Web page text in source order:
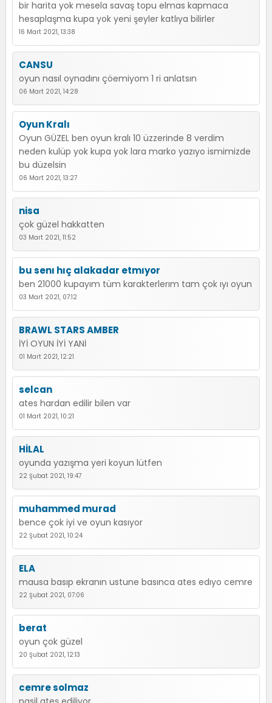
bir harita yok mesela savaş topu elmas kapmaca
hesaplaşma kupa yok yeni şeyler katlıya bilirler
16 Mart 2021, 13:38
CANSU
oyun nasıl oynadını çöemiyom 1 ri anlatsın
06 Mart 2021, 14:28
Oyun Kralı
Oyun GÜZEL ben oyun kralı 10 üzzerinde 8 verdim
neden kulüp yok kupa yok lara marko yazıyo ismimizde
bu düzelsin
06 Mart 2021, 13:27
nisa
çok güzel hakkatten
03 Mart 2021, 11:52
bu senı hıç alakadar etmıyor
ben 21000 kupayım tüm karakterlerım tam çok ıyı oyun
03 Mart 2021, 07:12
BRAWL STARS AMBER
İYİ OYUN İYİ YANİ
01 Mart 2021, 12:21
selcan
ates hardan edilir bilen var
01 Mart 2021, 10:21
HİLAL
oyunda yazışma yeri koyun lütfen
22 Şubat 2021, 19:47
muhammed murad
bence çok iyi ve oyun kasıyor
22 Şubat 2021, 10:24
ELA
mausa basıp ekranın ustune basınca ates edıyo cemre
22 Şubat 2021, 07:06
berat
oyun çok güzel
20 Şubat 2021, 12:13
cemre solmaz